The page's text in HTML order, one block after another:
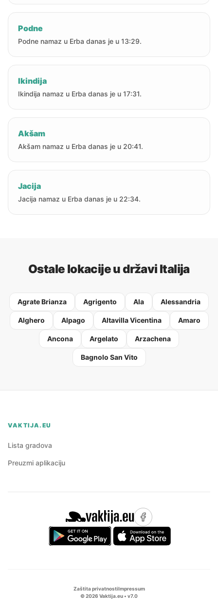
Podne
Podne namaz u Erba danas je u 13:29.
Ikindija
Ikindija namaz u Erba danas je u 17:31.
Akšam
Akšam namaz u Erba danas je u 20:41.
Jacija
Jacija namaz u Erba danas je u 22:34.
Ostale lokacije u državi Italija
Agrate Brianza Agrigento Ala Alessandria
Alghero Alpago Altavilla Vicentina Amaro
Ancona Argelato Arzachena
Bagnolo San Vito
VAKTIJA.EU
Lista gradova
Preuzmi aplikaciju
Zaštita privatnostiImpressum
©2026 Vaktija.eu • v7.0